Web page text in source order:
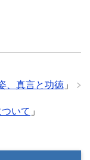
、真言と功徳 」
いて 」